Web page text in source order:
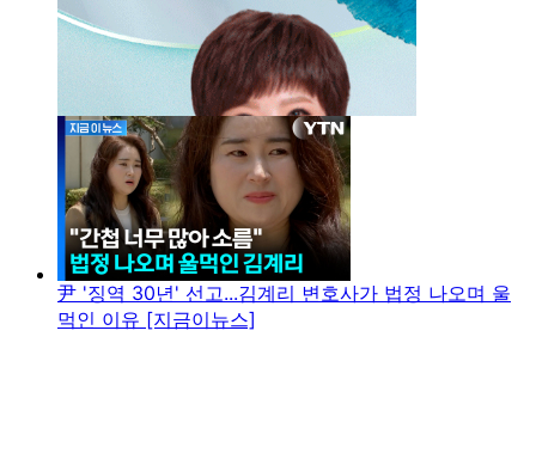
尹 '징역 30년' 선고...김계리 변호사가 법정 나오며 울
먹인 이유 [지금이뉴스]